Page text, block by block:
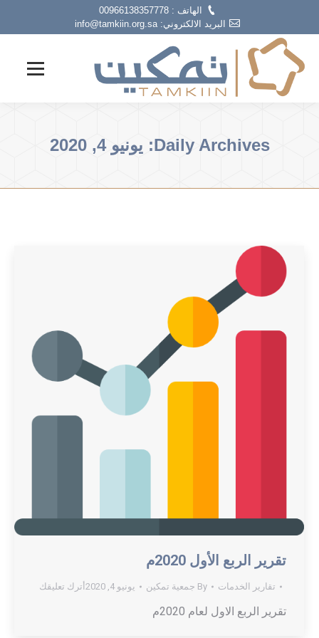
الهاتف : 00966138357778
البريد الالكتروني: info@tamkiin.org.sa
Daily Archives: يونيو 4, 2020
تقرير الربع الأول 2020م
تقارير الخدمات By جمعية تمكين يونيو 4, 2020 أترك تعليقك
تقرير الربع الاول لعام 2020م